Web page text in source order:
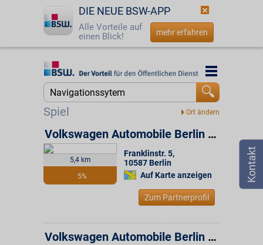
DIE NEUE BSW-APP
Alle Vorteile auf
einen Blick!
mehr erfahren
Startseite
Jetzt BSW-Mitglied werden
Login
☎ 0800 - 279 25 82
Spiel
Startseite
Suche
5,4 km
5%
Volkswagen Automobile Berlin GmbH
Franklinstr. 5,
10587 Berlin
Auf Karte anzeigen
Zum Partnerprofil
Volkswagen Automobile Berlin GmbH